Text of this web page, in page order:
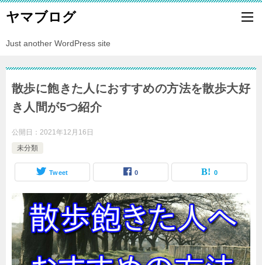
ヤマブログ
Just another WordPress site
散歩に飽きた人におすすめの方法を散歩大好
き人間が5つ紹介
公開日： 2021年12月16日
未分類
Tweet 0 0